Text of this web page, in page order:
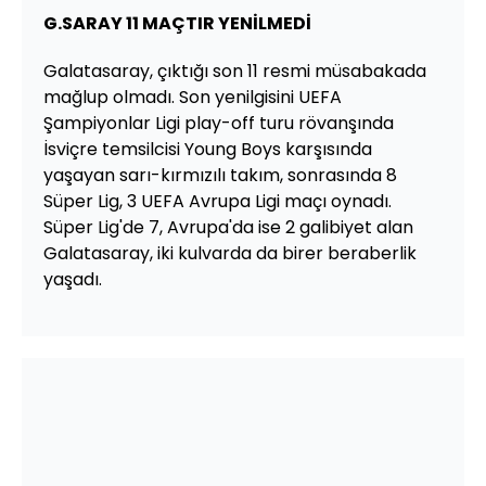
G.SARAY 11 MAÇTIR YENİLMEDİ
Galatasaray, çıktığı son 11 resmi müsabakada
mağlup olmadı. Son yenilgisini UEFA
Şampiyonlar Ligi play-off turu rövanşında
İsviçre temsilcisi Young Boys karşısında
yaşayan sarı-kırmızılı takım, sonrasında 8
Süper Lig, 3 UEFA Avrupa Ligi maçı oynadı.
Süper Lig'de 7, Avrupa'da ise 2 galibiyet alan
Galatasaray, iki kulvarda da birer beraberlik
yaşadı.